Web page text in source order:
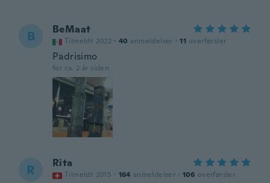
B BeMaat
Tilmeldt 2022 · 40 anmeldelser · 11 overførsler
Padrisimo
for ca. 2 år siden
R Rita
Tilmeldt 2015 · 164 anmeldelser · 106 overførsler